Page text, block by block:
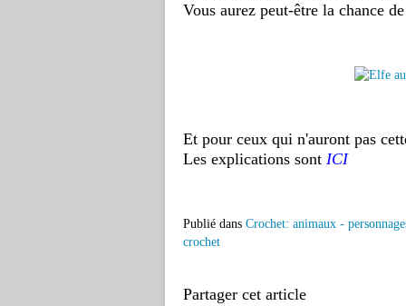
Vous aurez peut-être la chance
Et pour ceux qui n'auront pas
Les explications sont ICI
Publié dans Crochet: animaux -
crochet
Partager cet article